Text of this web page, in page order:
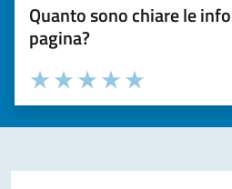
Quanto sono chiare le
pagina?
Valuta la chiarezza delle informazioni
Seleziona il numero di stelle
Valuta 5 stelle
Valuta 4 stelle su 5
Valuta 3 stelle su 5
Valuta 2 stelle su 5
Valuta 1 stelle su 5